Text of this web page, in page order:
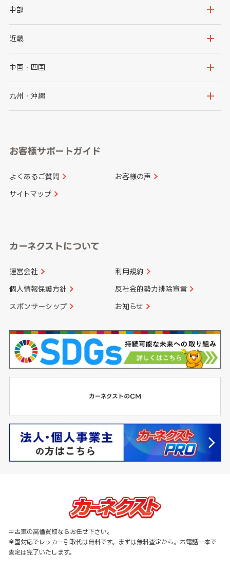
岩手県
秋田県
茨城県
群馬県
千葉県
中部
新潟県
石川県
山梨県
愛知県
近畿
大阪府
京都府
和歌山県
中国・四国
鳥取県
山口県
香川県 愛媛県
九州・沖縄
長崎県
大分県 宮崎県
お客様サポートガイド
よくあるご質問 お客様の声
サイトマップ
カーネクストについて
運営会社 利用規約
個人情報保護方針 反社会的勢力排除宣言
スポンサーシップ お知らせ
中古車の高価買取ならお任せ下さい。
全国対応でレッカー引取代は無料です。まずは無料査定から。お電話一本で
査定は完了いたします。